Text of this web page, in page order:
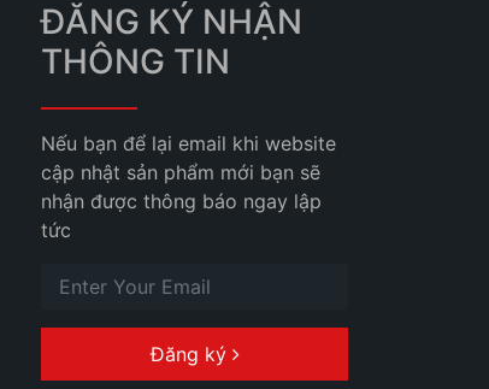
ĐĂNG KÝ NHẬN
THÔNG TIN
Nếu bạn để lại email khi website
cập nhật sản phẩm mới bạn sẽ
nhận được thông báo ngay lập
tức
Đăng ký